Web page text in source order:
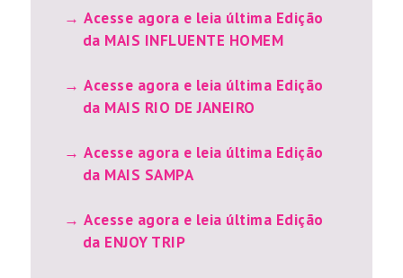
Acesse agora e leia última Edição
da MAIS INFLUENTE HOMEM
Acesse agora e leia última Edição
da MAIS RIO DE JANEIRO
Acesse agora e leia última Edição
da MAIS SAMPA
Acesse agora e leia última Edição
da ENJOY TRIP